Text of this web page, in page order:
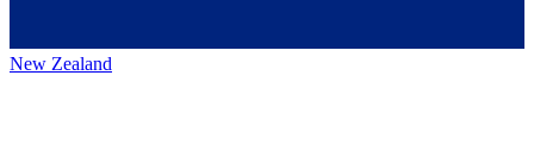
New Zealand